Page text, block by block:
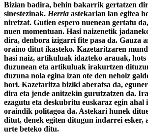
Bizian badira, behin bakarrik gertatzen
sinestezinak. Herria astekarian lan egitea
niretzat. Gutien espero nuenean gertatu
nuen momentuan. Hasi naizenetik
dira, denbora izigarri fite pasa da. Gauza
oraino ditut ikasteko. Kazetaritzaren
hasi naiz, artikuluak idazteko arauak, hots
duzunean eta artikuluak irakurtzen
duzuna nola egina izan ote den nehoiz
hori. Kazetaritza biziki aberatsa da,
dira eta jende anitzekin gurutzatzen da.
ezagutu eta deskubritu euskaraz egin ahal
oraindik politagoa da. Astekari hunek
ditut, denek egiten ditugun indarrei esker,
urte beteko ditu.